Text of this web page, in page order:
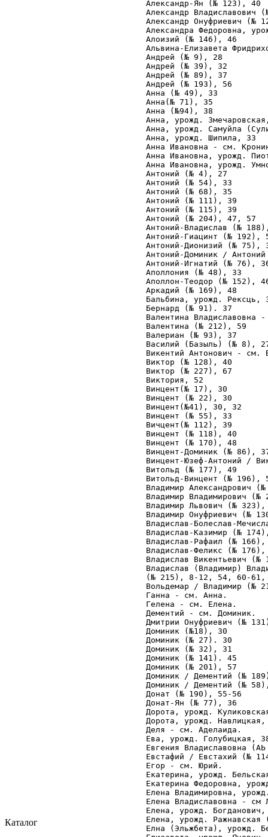
Каталог